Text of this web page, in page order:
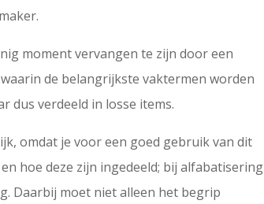
moment vervangen te zijn door een
waarin de belangrijkste vaktermen worden
dus verdeeld in losse items.
omdat je voor een goed gebruik van dit
hoe deze zijn ingedeeld; bij alfabatisering
Daarbij moet niet alleen het begrip